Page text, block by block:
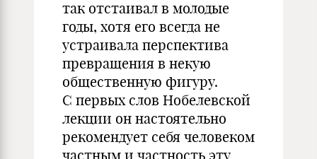
так отстаивал в молодые
годы, хотя его всегда не
устраивала перспектива
превращения в некую
общественную фигуру.
С первых слов Нобелевской
лекции он настоятельно
рекомендует себя человеком
частным и частность эту